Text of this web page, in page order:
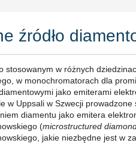
źródło
stosowanym w różnych
w monochromatorach dla
jako emiterami
w Uppsali w Szwecji
diamentu jako emitera
(microstructured
jakie niezbędne jest w